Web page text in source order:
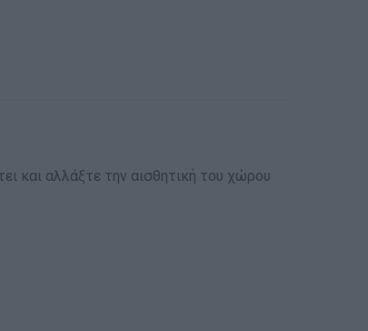
και αλλάξτε την αισθητική του χώρου